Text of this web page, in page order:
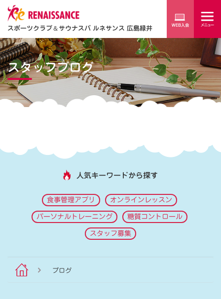
スポーツクラブ＆サウナスパ ルネサンス 広島緑井
スタッフブログ
人気キーワードから探す
食事管理アプリ オンラインレッスン
パーソナルトレーニング 糖質コントロール
スタッフ募集
ブログ